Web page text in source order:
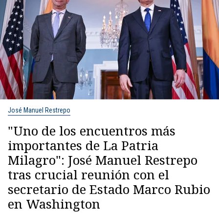
José Manuel Restrepo
"Uno de los encuentros más
importantes de La Patria
Milagro": José Manuel Restrepo
tras crucial reunión con el
secretario de Estado Marco Rubio
en Washington